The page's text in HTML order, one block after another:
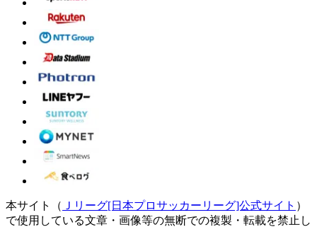
本サイト（ Ｊリーグ[日本プロサッカーリーグ]公式サイト ）
で使用している文章・画像等の無断での複製・転載を禁止し